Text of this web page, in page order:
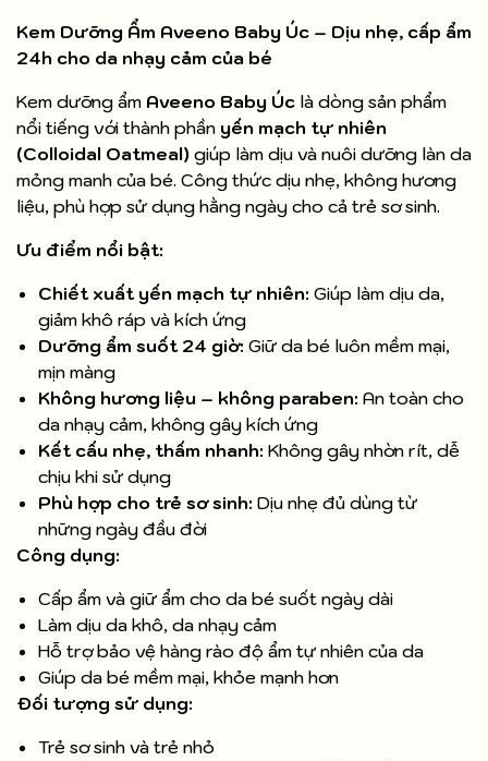
Kem Dưỡng Ẩm Aveeno Baby Úc – Dịu nhẹ, cấp ẩm
24h cho da nhạy cảm của bé
Kem dưỡng ẩm Aveeno Baby Úc là dòng sản phẩm
nổi tiếng với thành phần yến mạch tự nhiên
(Colloidal Oatmeal) giúp làm dịu và nuôi dưỡng làn da
mỏng manh của bé. Công thức dịu nhẹ, không hương
liệu, phù hợp sử dụng hằng ngày cho cả trẻ sơ sinh.
Ưu điểm nổi bật:
Chiết xuất yến mạch tự nhiên: Giúp làm dịu da,
giảm khô ráp và kích ứng
Dưỡng ẩm suốt 24 giờ: Giữ da bé luôn mềm mại,
mịn màng
Không hương liệu – không paraben: An toàn cho
da nhạy cảm, không gây kích ứng
Kết cấu nhẹ, thấm nhanh: Không gây nhờn rít, dễ
chịu khi sử dụng
Phù hợp cho trẻ sơ sinh: Dịu nhẹ đủ dùng từ
những ngày đầu đời
Công dụng:
Cấp ẩm và giữ ẩm cho da bé suốt ngày dài
Làm dịu da khô, da nhạy cảm
Hỗ trợ bảo vệ hàng rào độ ẩm tự nhiên của da
Giúp da bé mềm mại, khỏe mạnh hơn
Đối tượng sử dụng:
Trẻ sơ sinh và trẻ nhỏ